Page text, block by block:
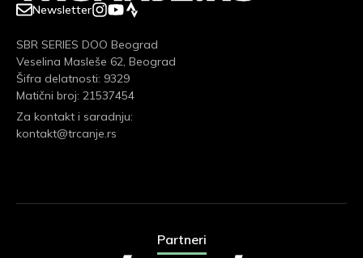
Newsletter
SBR SERIES DOO Beograd
Veselina Masleše 62, Beograd
Šifra delatnosti: 9329
Matični broj: 21537454
Za kontakt i saradnju:
kontakt@trcanje.rs
Partneri